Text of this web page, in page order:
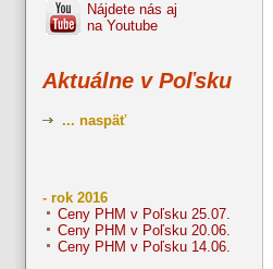
Nájdete nás aj
na Youtube
Aktuálne v Poľsku
... naspäť
- rok 2016
Ceny PHM v Poľsku 25.07.
Ceny PHM v Poľsku 20.06.
Ceny PHM v Poľsku 14.06.